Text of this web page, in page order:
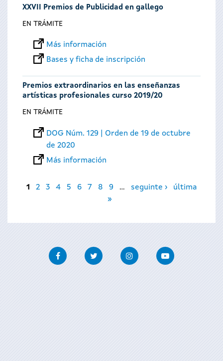
XXVII Premios de Publicidad en gallego
EN TRÁMITE
Más información
Bases y ficha de inscripción
Premios extraordinarios en las enseñanzas
artísticas profesionales curso 2019/20
EN TRÁMITE
DOG Núm. 129 | Orden de 19 de octubre
de 2020
Más información
Páginas
1 2 3 4 5 6 7 8 9 … seguinte ›
última
»
FacebookTwitter InstagramYoutube